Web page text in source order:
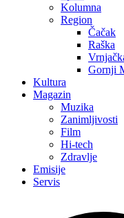
Kolumna
Region
Čačak
Raška
Gornji
Kultura
Magazin
Muzika
Zanimljivosti
Film
Hi-tech
Zdravlje
Emisije
Servis